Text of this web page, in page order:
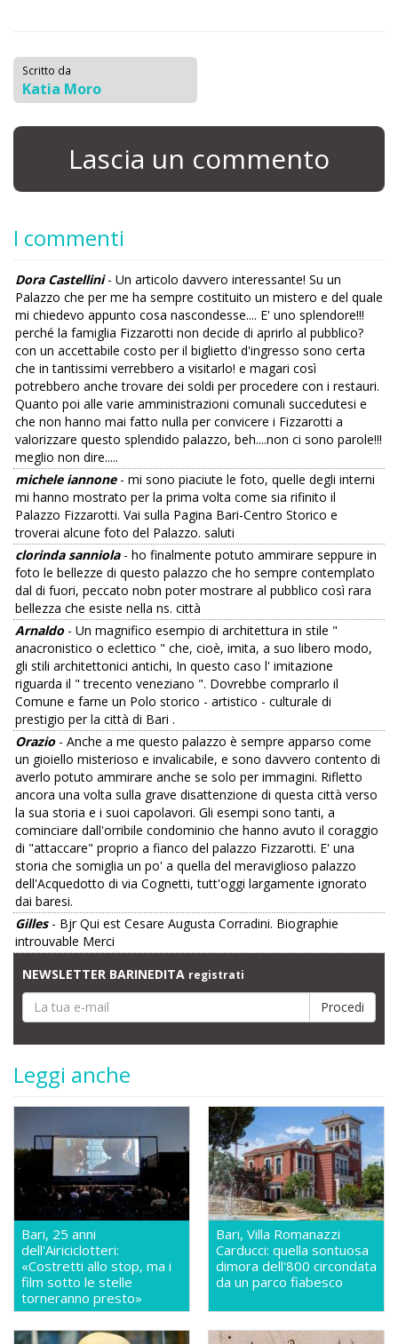
Scritto da
Katia Moro
Lascia un commento
I commenti
Dora Castellini- Un articolo davvero interessante! Su un
Palazzo che per me ha sempre costituito un mistero e del quale
mi chiedevo appunto cosa nascondesse.... E' uno splendore!!!
perché la famiglia Fizzarotti non decide di aprirlo al pubblico?
con un accettabile costo per il biglietto d'ingresso sono certa
che in tantissimi verrebbero a visitarlo! e magari così
potrebbero anche trovare dei soldi per procedere con i restauri.
Quanto poi alle varie amministrazioni comunali succedutesi e
che non hanno mai fatto nulla per convicere i Fizzarotti a
valorizzare questo splendido palazzo, beh....non ci sono parole!!!
meglio non dire.....
michele iannone- mi sono piaciute le foto, quelle degli interni
mi hanno mostrato per la prima volta come sia rifinito il
Palazzo Fizzarotti. Vai sulla Pagina Bari-Centro Storico e
troverai alcune foto del Palazzo. saluti
clorinda sanniola- ho finalmente potuto ammirare seppure in
foto le bellezze di questo palazzo che ho sempre contemplato
dal di fuori, peccato nobn poter mostrare al pubblico così rara
bellezza che esiste nella ns. città
Arnaldo- Un magnifico esempio di architettura in stile "
anacronistico o eclettico " che, cioè, imita, a suo libero modo,
gli stili architettonici antichi, In questo caso l' imitazione
riguarda il " trecento veneziano ". Dovrebbe comprarlo il
Comune e farne un Polo storico - artistico - culturale di
prestigio per la città di Bari .
Orazio- Anche a me questo palazzo è sempre apparso come
un gioiello misterioso e invalicabile, e sono davvero contento di
averlo potuto ammirare anche se solo per immagini. Rifletto
ancora una volta sulla grave disattenzione di questa città verso
la sua storia e i suoi capolavori. Gli esempi sono tanti, a
cominciare dall'orribile condominio che hanno avuto il coraggio
di "attaccare" proprio a fianco del palazzo Fizzarotti. E' una
storia che somiglia un po' a quella del meraviglioso palazzo
dell'Acquedotto di via Cognetti, tutt'oggi largamente ignorato
dai baresi.
Gilles- Bjr Qui est Cesare Augusta Corradini. Biographie
introuvable Merci
NEWSLETTER BARINEDITA registrati
Leggi anche
Bari, 25 anni
dell'Airiciclotteri:
«Costretti allo stop, ma i
film sotto le stelle
torneranno presto»
Bari, Villa Romanazzi
Carducci: quella sontuosa
dimora dell'800 circondata
da un parco fiabesco